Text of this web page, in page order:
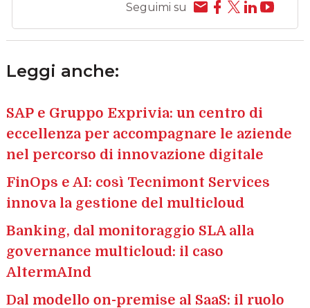
Seguimi su
Leggi anche:
SAP e Gruppo Exprivia: un centro di
eccellenza per accompagnare le aziende
nel percorso di innovazione digitale
FinOps e AI: così Tecnimont Services
innova la gestione del multicloud
Banking, dal monitoraggio SLA alla
governance multicloud: il caso
AltermAInd
Dal modello on-premise al SaaS: il ruolo